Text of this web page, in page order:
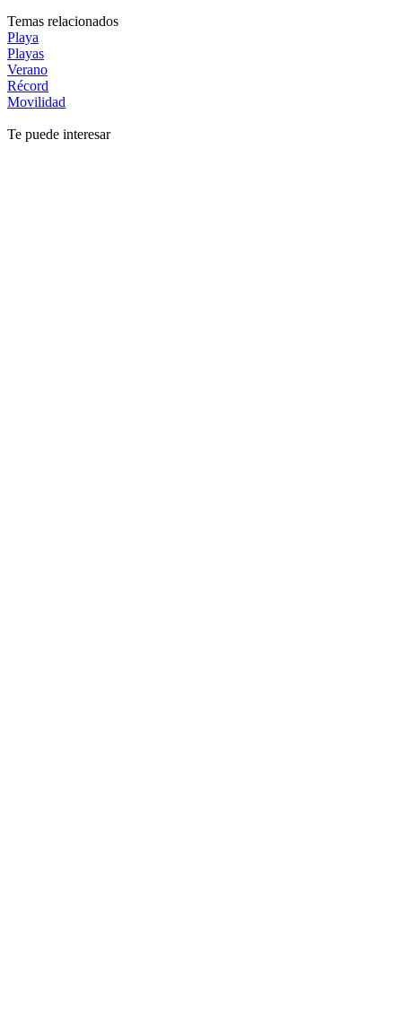
Temas relacionados
Playa
Playas
Verano
Récord
Movilidad
Te puede interesar